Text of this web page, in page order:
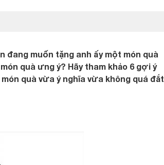
đang muốn tặng anh ấy một món quà
quà ưng ý? Hãy tham khảo 6 gợi ý
quà vừa ý nghĩa vừa không quá đắt